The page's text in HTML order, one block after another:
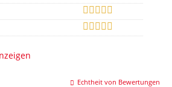
Echtheit von Bewertungen